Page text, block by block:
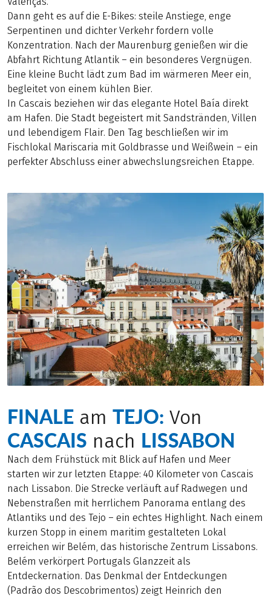
Dann geht es auf die E-Bikes: steile Anstiege, enge
Serpentinen und dichter Verkehr fordern volle
Konzentration. Nach der Maurenburg genießen wir die
Abfahrt Richtung Atlantik – ein besonderes Vergnügen.
Eine kleine Bucht lädt zum Bad im wärmeren Meer ein,
begleitet von einem kühlen Bier.
In Cascais beziehen wir das elegante Hotel Baía direkt
am Hafen. Die Stadt begeistert mit Sandstränden, Villen
und lebendigem Flair. Den Tag beschließen wir im
Fischlokal Mariscaria mit Goldbrasse und Weißwein – ein
perfekter Abschluss einer abwechslungsreichen Etappe.
FINALE am TEJO: Von
CASCAIS nach LISSABON
Nach dem Frühstück mit Blick auf Hafen und Meer
starten wir zur letzten Etappe: 40 Kilometer von Cascais
nach Lissabon. Die Strecke verläuft auf Radwegen und
Nebenstraßen mit herrlichem Panorama entlang des
Atlantiks und des Tejo – ein echtes Highlight. Nach einem
kurzen Stopp in einem maritim gestalteten Lokal
erreichen wir Belém, das historische Zentrum Lissabons.
Belém verkörpert Portugals Glanzzeit als
Entdeckernation. Das Denkmal der Entdeckungen
(Padrão dos Descobrimentos) zeigt Heinrich den